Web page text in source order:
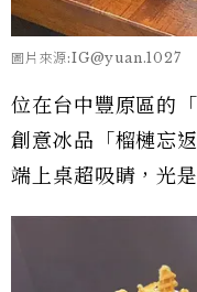
圖片來源:IG@yuan.1027
位在台中豐原區的
創意冰品「榴槤忘
端上桌超吸睛，光